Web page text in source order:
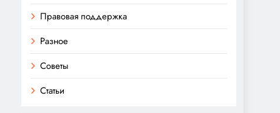
Правовая поддержка
Разное
Советы
Статьи